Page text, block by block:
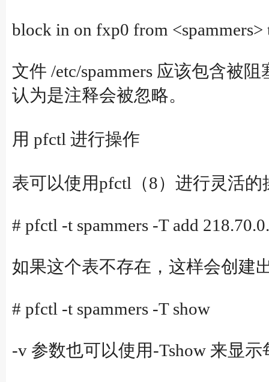
block in on fxp0 from <spammers>
文件 /etc/spammers 应该包含被
认为是注释会被忽略。
用 pfctl 进行操作
表可以使用pfctl（8）进行灵活
# pfctl -t spammers -T add
如果这个表不存在，这样会创建
# pfctl -t spammers -T show
-v 参数也可以使用-Tshow 来显